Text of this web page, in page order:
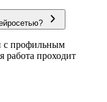
профильным
работа проходит